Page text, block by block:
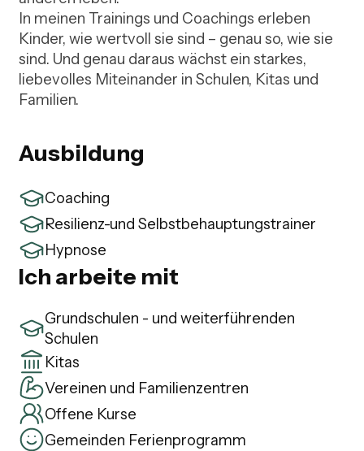
In meinen Trainings und Coachings erleben
Kinder, wie wertvoll sie sind – genau so, wie sie
sind. Und genau daraus wächst ein starkes,
liebevolles Miteinander in Schulen, Kitas und
Familien.
Ausbildung
Coaching
Resilienz-und Selbstbehauptungstrainer
Hypnose
Ich arbeite mit
Grundschulen - und weiterführenden
Schulen
Kitas
Vereinen und Familienzentren
Offene Kurse
Gemeinden Ferienprogramm